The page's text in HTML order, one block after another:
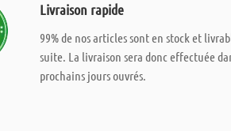
Livraison rapide
99% de nos articles sont en stock et
suite. La livraison sera donc effectuée
prochains jours ouvrés.